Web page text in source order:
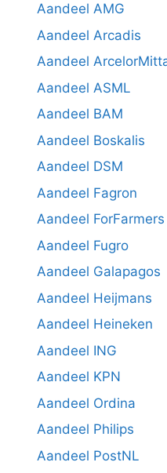
Aandeel AMG
Aandeel Arcadis
Aandeel
Aandeel ASML
Aandeel BAM
Aandeel Boskalis
Aandeel DSM
Aandeel Fagron
Aandeel ForFarmers
Aandeel Fugro
Aandeel Galapagos
Aandeel Heijmans
Aandeel Heineken
Aandeel ING
Aandeel KPN
Aandeel Ordina
Aandeel Philips
Aandeel PostNL